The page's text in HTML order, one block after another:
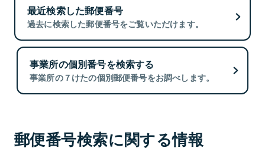
最近検索した郵便番号
過去に検索した郵便番号をご覧いただけます。
事業所の個別番号を検索する
事業所の７けたの個別郵便番号をお調べします。
郵便番号検索に関する情報